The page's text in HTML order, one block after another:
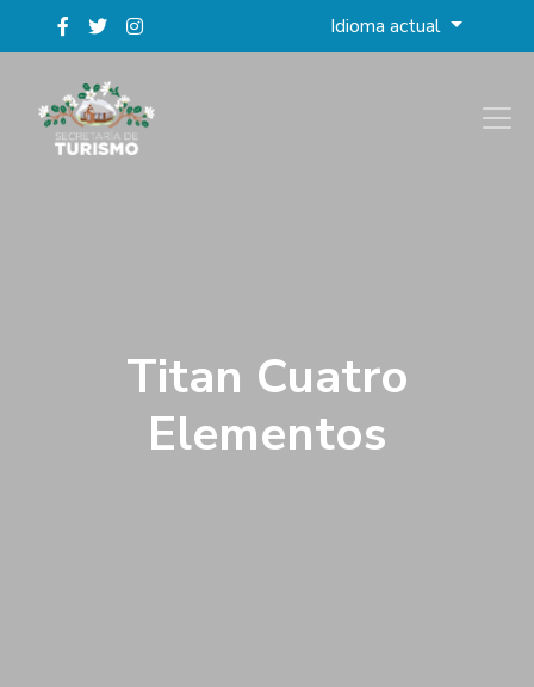
Idioma actual
Titan Cuatro
Elementos